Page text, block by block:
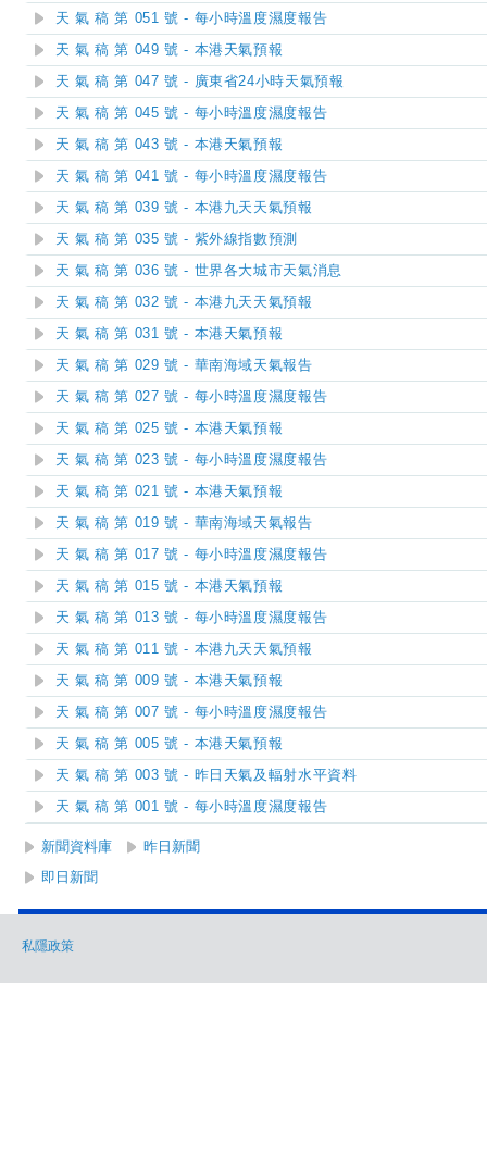
天 氣 稿 第 051 號 - 每小時溫度濕度報告
天 氣 稿 第 049 號 - 本港天氣預報
天 氣 稿 第 047 號 - 廣東省24小時天氣預報
天 氣 稿 第 045 號 - 每小時溫度濕度報告
天 氣 稿 第 043 號 - 本港天氣預報
天 氣 稿 第 041 號 - 每小時溫度濕度報告
天 氣 稿 第 039 號 - 本港九天天氣預報
天 氣 稿 第 035 號 - 紫外線指數預測
天 氣 稿 第 036 號 - 世界各大城市天氣消息
天 氣 稿 第 032 號 - 本港九天天氣預報
天 氣 稿 第 031 號 - 本港天氣預報
天 氣 稿 第 029 號 - 華南海域天氣報告
天 氣 稿 第 027 號 - 每小時溫度濕度報告
天 氣 稿 第 025 號 - 本港天氣預報
天 氣 稿 第 023 號 - 每小時溫度濕度報告
天 氣 稿 第 021 號 - 本港天氣預報
天 氣 稿 第 019 號 - 華南海域天氣報告
天 氣 稿 第 017 號 - 每小時溫度濕度報告
天 氣 稿 第 015 號 - 本港天氣預報
天 氣 稿 第 013 號 - 每小時溫度濕度報告
天 氣 稿 第 011 號 - 本港九天天氣預報
天 氣 稿 第 009 號 - 本港天氣預報
天 氣 稿 第 007 號 - 每小時溫度濕度報告
天 氣 稿 第 005 號 - 本港天氣預報
天 氣 稿 第 003 號 - 昨日天氣及輻射水平資料
天 氣 稿 第 001 號 - 每小時溫度濕度報告
新聞資料庫
昨日新聞
即日新聞
私隱政策